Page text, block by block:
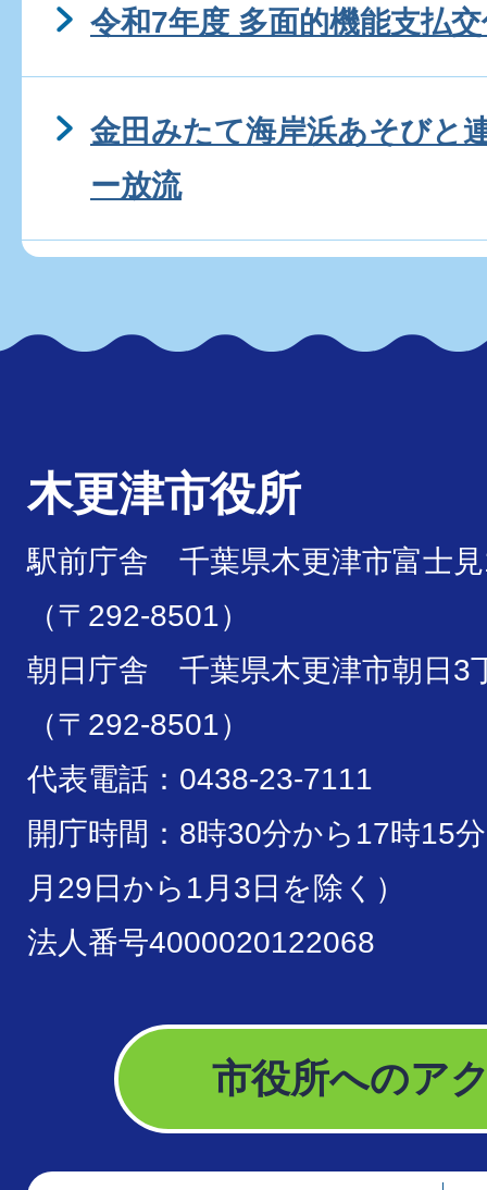
令和7年度 多面的機能支払
金田みたて海岸浜あそびと
ー放流
木更津市役所
駅前庁舎 千葉県木更津市富士
（〒292-8501）
朝日庁舎 千葉県木更津市朝日3
（〒292-8501）
代表電話：0438-23-7111
開庁時間：8時30分から17時15
月29日から1月3日を除く）
法人番号4000020122068
市役所へのア